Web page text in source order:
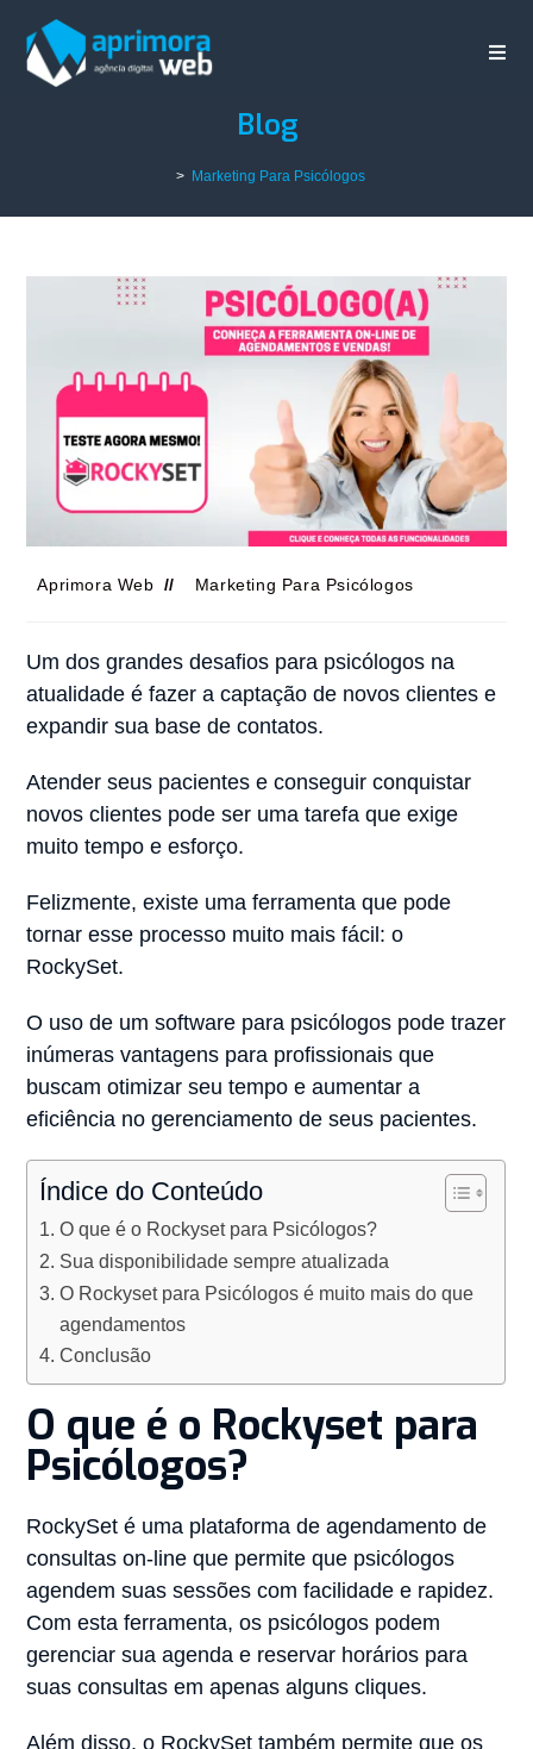
Blog
> Marketing Para Psicólogos
Aprimora Web Marketing Para Psicólogos
Um dos grandes desafios para psicólogos na
atualidade é fazer a captação de novos clientes e
expandir sua base de contatos.
Atender seus pacientes e conseguir conquistar
novos clientes pode ser uma tarefa que exige
muito tempo e esforço.
Felizmente, existe uma ferramenta que pode
tornar esse processo muito mais fácil: o
RockySet.
O uso de um software para psicólogos pode trazer
inúmeras vantagens para profissionais que
buscam otimizar seu tempo e aumentar a
eficiência no gerenciamento de seus pacientes.
Índice do Conteúdo
O que é o Rockyset para Psicólogos?
Sua disponibilidade sempre atualizada
O Rockyset para Psicólogos é muito mais do que
agendamentos
Conclusão
O que é o Rockyset para
Psicólogos?
RockySet é uma plataforma de agendamento de
consultas on-line que permite que psicólogos
agendem suas sessões com facilidade e rapidez.
Com esta ferramenta, os psicólogos podem
gerenciar sua agenda e reservar horários para
suas consultas em apenas alguns cliques.
Além disso, o RockySet também permite que os